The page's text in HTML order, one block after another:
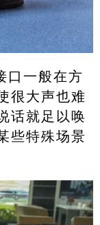
口一般在方
很大声也难
话就足以唤
些特殊场景